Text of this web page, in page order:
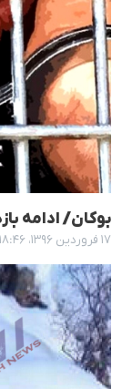
بوکان/ ادامە
۱۷ فروردین ۱۳۹۶، ۱۸:۴۶